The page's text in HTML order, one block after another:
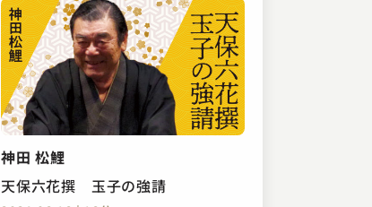
神田 松鯉
天保六花撰 玉子の強請